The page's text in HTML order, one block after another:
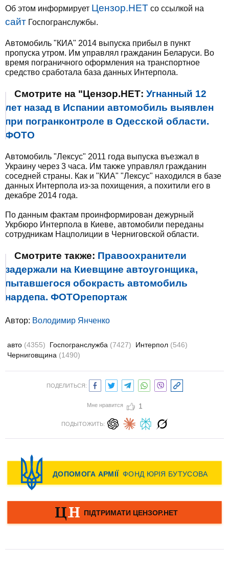
Об этом информирует Цензор.НЕТ со ссылкой на
сайт Госпогранслужбы.
Автомобиль "КИА" 2014 выпуска прибыл в пункт
пропуска утром. Им управлял гражданин Беларуси. Во
время пограничного оформления на транспортное
средство сработала база данных Интерпола.
Смотрите на "Цензор.НЕТ: Угнанный 12
лет назад в Испании автомобиль выявлен
при погранконтроле в Одесской области.
ФОТО
Автомобиль "Лексус" 2011 года выпуска въезжал в
Украину через 3 часа. Им также управлял гражданин
соседней страны. Как и "КИА" "Лексус" находился в базе
данных Интерпола из-за похищения, а похитили его в
декабре 2014 года.
По данным фактам проинформирован дежурный
Укрбюро Интерпола в Киеве, автомобили переданы
сотрудникам Нацполиции в Черниговской области.
Смотрите также: Правоохранители
задержали на Киевщине автоугонщика,
пытавшегося обокрасть автомобиль
нардепа. ФОТОрепортаж
Автор: Володимир Янченко
авто (4355) Госпогранслужба (7427) Интерпол (546)
Черниговщина (1490)
ПОДЕЛИТЬСЯ:
Мне нравится 1
ПОДЫТОЖИТЬ: